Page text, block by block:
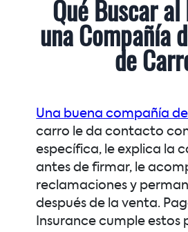
Qué Buscar al
una Compañía
de
Una buena compañía
carro le da contacto
específica, le explica la
antes de firmar, le
reclamaciones y
después de la venta.
Insurance cumple estos